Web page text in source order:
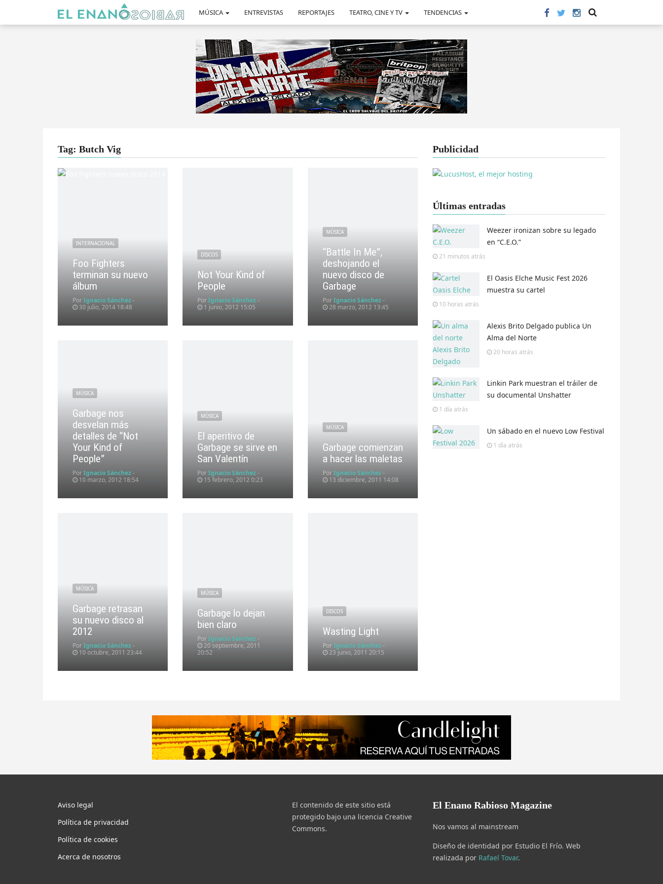
MÚSICA ENTREVISTAS REPORTAJES TEATRO, CINE Y TV TENDENCIAS
Tag: Butch Vig
INTERNACIONAL
Foo Fighters
terminan su nuevo
álbum
PorIgnacio Sánchez-
30 julio, 2014 18:48
DISCOS
Not Your Kind of
People
PorIgnacio Sánchez-
1 junio, 2012 15:05
MÚSICA
“Battle In Me”,
deshojando el
nuevo disco de
Garbage
PorIgnacio Sánchez-
28 marzo, 2012 13:45
MÚSICA
Garbage nos
desvelan más
detalles de “Not
Your Kind of
People”
PorIgnacio Sánchez-
10 marzo, 2012 18:54
MÚSICA
El aperitivo de
Garbage se sirve en
San Valentín
PorIgnacio Sánchez-
15 febrero, 2012 0:23
MÚSICA
Garbage comienzan
a hacer las maletas
PorIgnacio Sánchez-
13 diciembre, 2011 14:08
MÚSICA
Garbage retrasan
su nuevo disco al
2012
PorIgnacio Sánchez-
10 octubre, 2011 23:44
MÚSICA
Garbage lo dejan
bien claro
PorIgnacio Sánchez-
20 septiembre, 2011
20:52
DISCOS
Wasting Light
PorIgnacio Sánchez-
23 junio, 2011 20:15
Publicidad
Últimas entradas
Weezer ironizan sobre su legado
en “C.E.O.”
21 minutos atrás
El Oasis Elche Music Fest 2026
muestra su cartel
10 horas atrás
Alexis Brito Delgado publica Un
Alma del Norte
20 horas atrás
Linkin Park muestran el tráiler de
su documental Unshatter
1 día atrás
Un sábado en el nuevo Low Festival
1 día atrás
Aviso legal
Política de privacidad
Política de cookies
Acerca de nosotros
El contenido de este sitio está
protegido bajo una licencia Creative
Commons.
El Enano Rabioso Magazine
Nos vamos al mainstream
Diseño de identidad por Estudio El Frío. Web
realizada por Rafael Tovar.